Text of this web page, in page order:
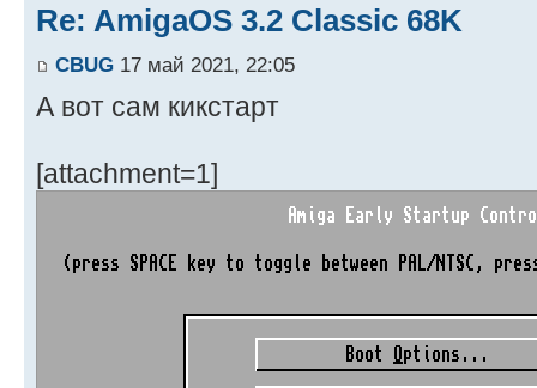
Re: AmigaOS 3.2 Classic 68K
CBUG 17 май 2021, 22:05
А вот сам кикстарт
[attachment=1]